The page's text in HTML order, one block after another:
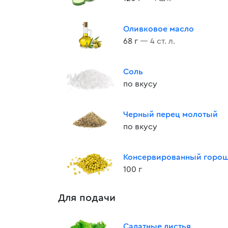
Оливковое масло
68 г — 4 ст. л.
Соль
по вкусу
Черный перец молотый
по вкусу
Консервированный
100 г
Для подачи